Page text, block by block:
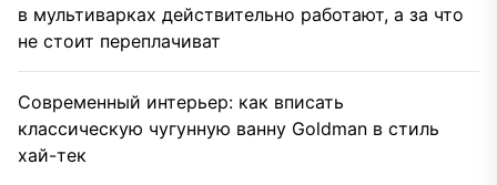
в мультиварках действительно работают, а за что
не стоит переплачиват
Современный интерьер: как вписать
классическую чугунную ванну Goldman в стиль
хай-тек